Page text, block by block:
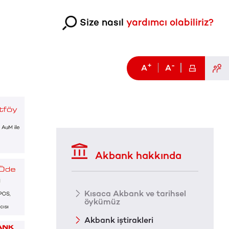
Size nasıl yardımcı olabiliriz?
A+ A-
Akbank hakkında
Kısaca Akbank ve tarihsel
öykümüz
Akbank iştirakleri